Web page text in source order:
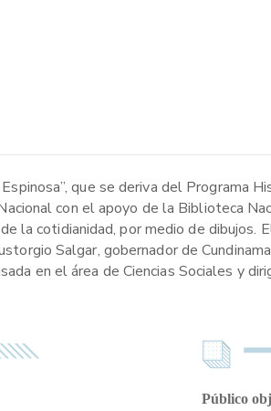
que se deriva del Programa
con el apoyo de la Biblioteca
la cotidianidad, por medio de dibujos.
Salgar, gobernador de
en el área de Ciencias Sociales y
Público